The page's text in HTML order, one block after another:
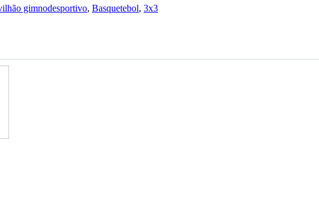
gimnodesportivo, Basquetebol, 3x3